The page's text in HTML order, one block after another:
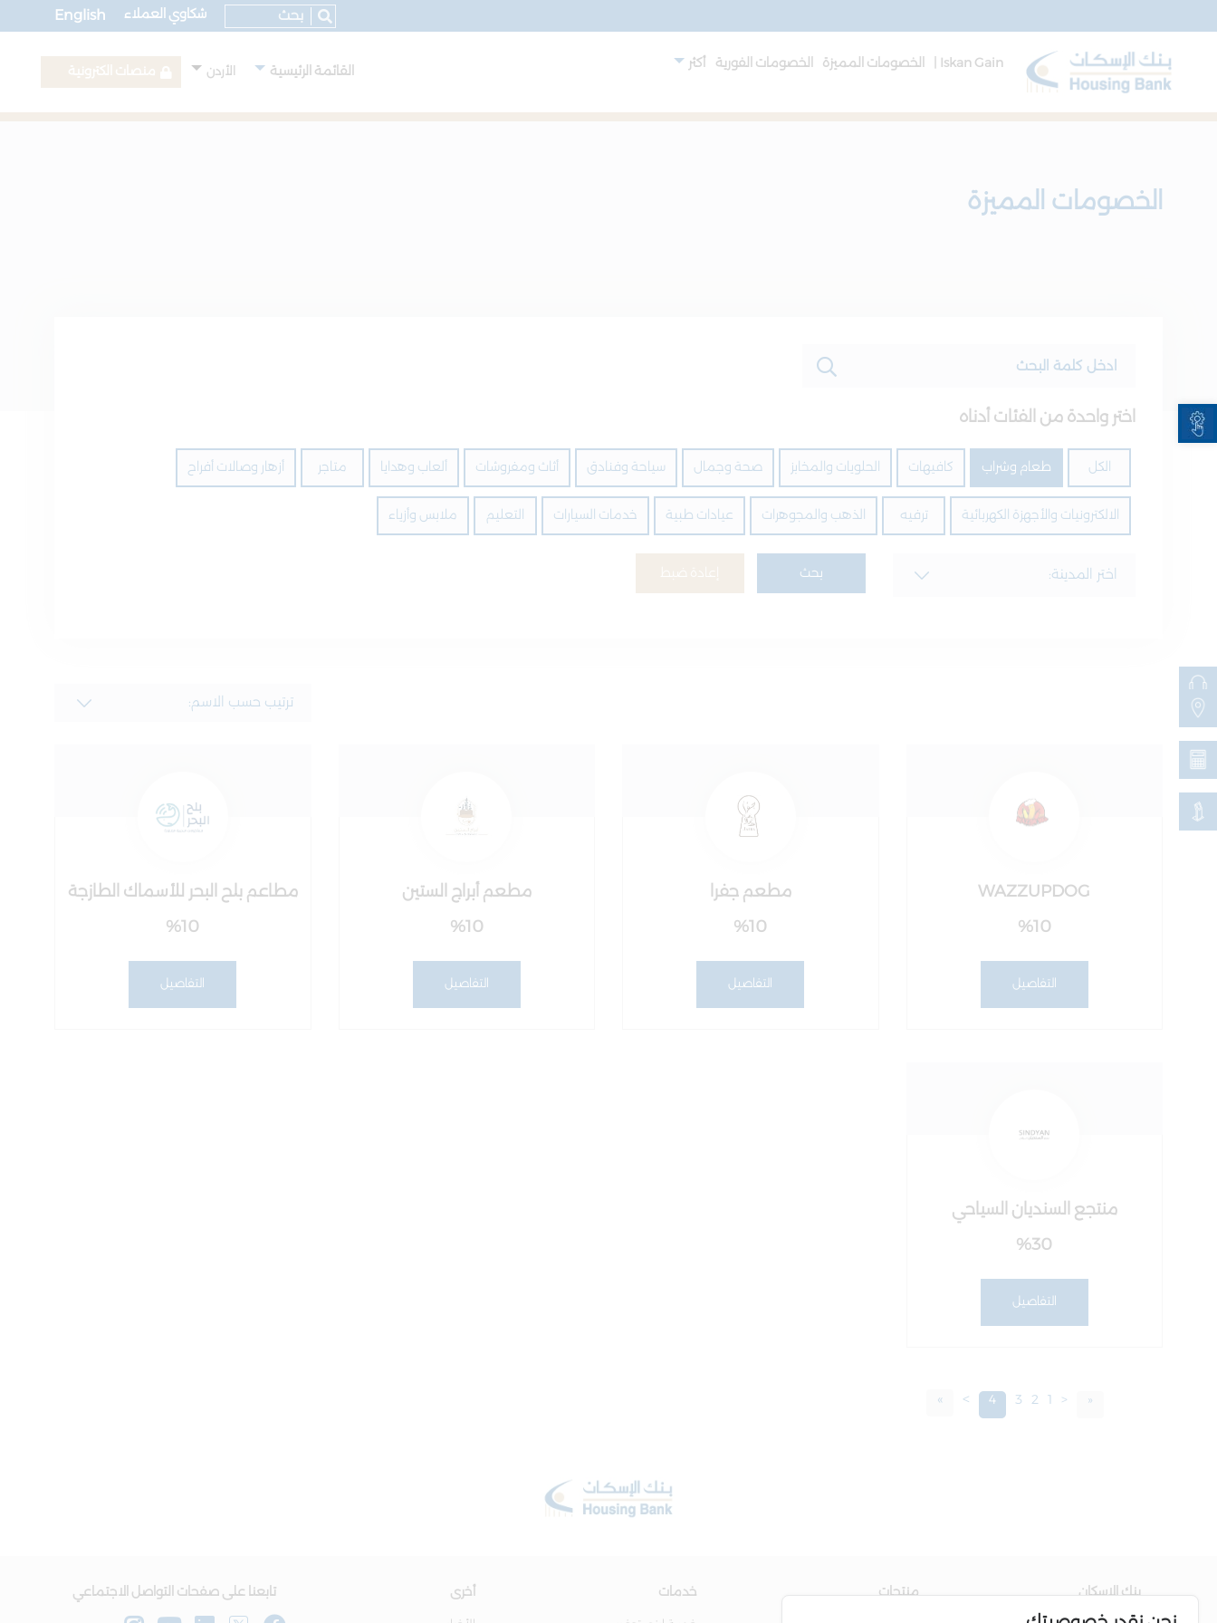
Open toolbar
English شكاوي العملاء
Iskan Gain | الخصومات المميزة الخصومات الفورية أكثر القائمة الرئيسية الأردن
الخصومات المميزة
اختر واحدة من الفئات أدناه
الكل طعام وشراب كافيهات الحلويات والمخابز صحة وجمال سياحة وفنادق أثاث ومفروشات ألعاب وهدايا متاجر أزهار وصالات أفراح
الالكترونيات والأجهزة الكهربائية ترفيه الذهب والمجوهرات عيادات طبية خدمات السيارات التعليم ملابس وأزياء
بحث
WAZZUPDOG
%10
التفاصيل
مطعم جفرا
%10
التفاصيل
مطعم أبراج الستين
%10
التفاصيل
مطاعم بلح البحر للأسماك الطازجة
%10
التفاصيل
منتجع السنديان السياحي
%30
التفاصيل
«
<
1
2
3
4
>
»
بنك الاسكان منتجات خدمات أخرى تابعنا على صفحات التواصل الاجتماعي